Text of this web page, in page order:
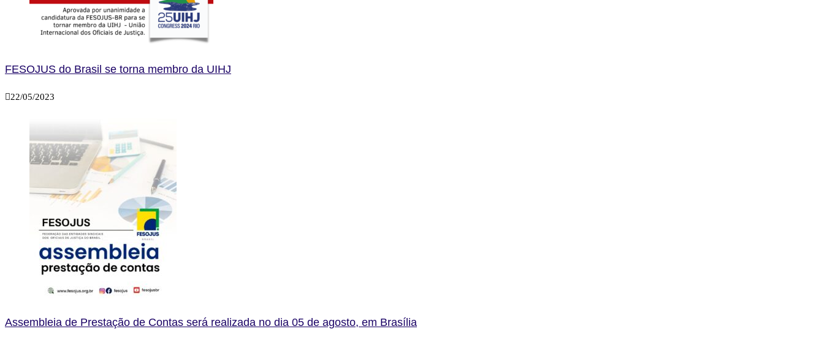
FESOJUS do Brasil se torna membro da UIHJ
22/05/2023
Assembleia de Prestação de Contas será realizada no dia 05 de agosto, em Brasília